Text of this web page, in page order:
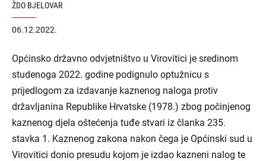
ŽDO BJELOVAR
06.12.2022.
Općinsko državno odvjetništvo u Virovitici je sredinom
studenoga 2022. godine podignulo optužnicu s
prijedlogom za izdavanje kaznenog naloga protiv
državljanina Republike Hrvatske (1978.) zbog počinjenog
kaznenog djela oštećenja tuđe stvari iz članka 235.
stavka 1. Kaznenog zakona nakon čega je Općinski sud u
Virovitici donio presudu kojom je izdao kazneni nalog te